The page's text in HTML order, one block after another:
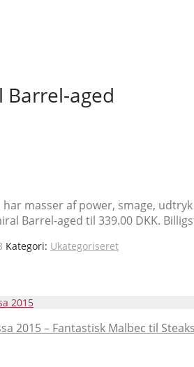
aged
masser af power, smage,
Barrel-aged til 339.00 DKK.
Kategori: Ukategoriseret
2015 – Fantastisk Malbec til Steaks